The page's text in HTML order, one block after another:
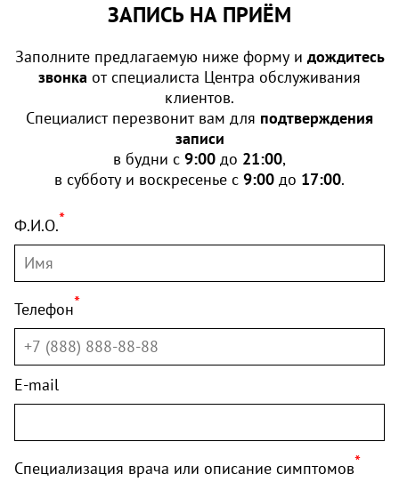
ЗАПИСЬ НА ПРИЁМ
Заполните предлагаемую ниже форму и дождитесь
звонка от специалиста Центра обслуживания
клиентов.
Специалист перезвонит вам для подтверждения
записи
в будни с 9:00 до 21:00,
в субботу и воскресенье с 9:00 до 17:00.
Ф.И.О.*
Телефон*
E-mail
Специализация врача или описание симптомов*